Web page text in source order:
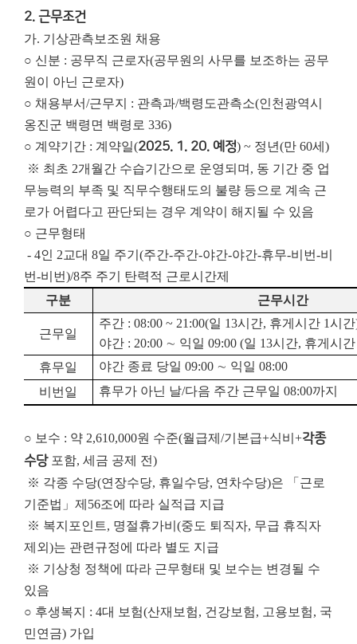
2. 근무조건
가. 기상관측보조원 채용
○ 신분 : 공무직 근로자(공무원의 사무를 보조하는 공무
원이 아닌 근로자)
○ 채용부서/근무지 : 관측과/백령도관측소(인천광역시
옹진군 백령면 백령로 336)
○ 계약기간 : 계약일(2025. 1. 20. 예정) ~ 정년(만 60세)
※ 최초 2개월간 수습기간으로 운영되며, 동 기간 중 업
무능력의 부족 및 직무수행태도의 불량 등으로 계속 근
로가 어렵다고 판단되는 경우 계약이 해지될 수 있음
○ 근무형태
- 4인 2교대 8일 주기(주간-주간-야간-야간-휴무-비번-비
번-비번)/8주 주기 탄력적 근로시간제
구분
근무시간
근무일
주간 : 08:00 ~ 21:00(일 13시간, 휴게시간 1시간
야간 : 20:00 ∼ 익일 09:00 (일 13시간, 휴게시
휴무일
야간 종료 당일 09:00 ∼ 익일 08:00
비번일
휴무가 아닌 날/다음 주간 근무일 08:00까지
○ 보수 : 약 2,610,000원 수준(월급제/기본급+식비+각종
수당포함, 세금 공제 전)
※ 각종 수당(연장수당, 휴일수당, 연차수당)은 「근로
기준법」제56조에 따라 실적급 지급
※ 복지포인트, 명절휴가비(중도 퇴직자, 무급 휴직자
제외)는 관련규정에 따라 별도 지급
※ 기상청 정책에 따라 근무형태 및 보수는 변경될 수
있음
○ 후생복지 : 4대 보험(산재보험, 건강보험, 고용보험, 국
민연금) 가입